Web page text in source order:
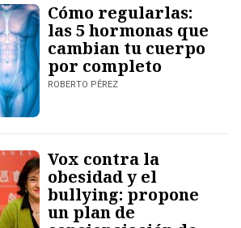
Cómo regularlas:
las 5 hormonas que
cambian tu cuerpo
por completo
ROBERTO PÉREZ
Vox contra la
obesidad y el
bullying: propone
un plan de